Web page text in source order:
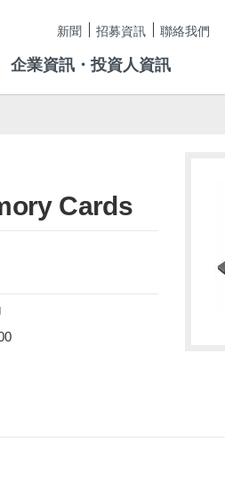
新聞 招募資訊 聯絡我們
企業資訊・投資人資訊
Cards